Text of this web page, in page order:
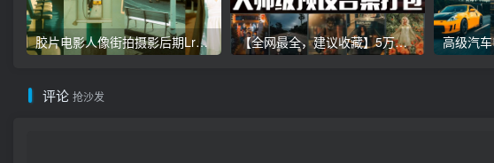
胶片电影人像街拍摄影后期Lr调色教程，手机滤镜PS+Lightroom预设下载！ 【全网最全，建议收藏】5万多款Lr顶级调色预设合集，精心整理，分类清晰，摄影师调色师必备素材，够用一辈子！
评论 抢沙发